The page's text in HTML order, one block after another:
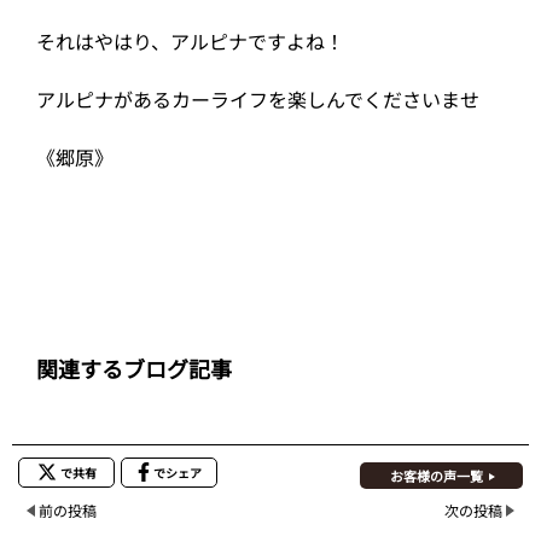
それはやはり、アルピナですよね！
アルピナがあるカーライフを楽しんでくださいませ
《郷原》
関連するブログ記事
で共有 でシェア お客様の声一覧
前の投稿 次の投稿